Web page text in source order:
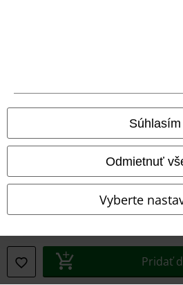
Súhlasím
Odmietnuť
Vyberte
Pridať
Podmienky
Imprint
Likvidácia odpadu a ochrana životného
Vyhlásenie o zhode
Informácie o prístupnosti